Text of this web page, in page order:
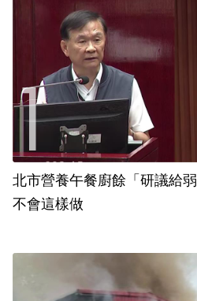
北市營養午餐廚餘「研議給
不會這樣做